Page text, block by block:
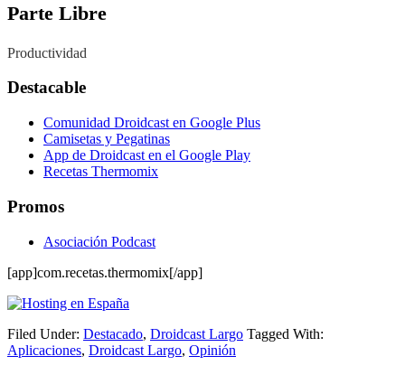
Parte Libre
Productividad
Destacable
Comunidad Droidcast en Google Plus
Camisetas y Pegatinas
App de Droidcast en el Google Play
Recetas Thermomix
Promos
Asociación Podcast
[app]com.recetas.thermomix[/app]
Filed Under: Destacado, Droidcast Largo Tagged With:
Aplicaciones, Droidcast Largo, Opinión